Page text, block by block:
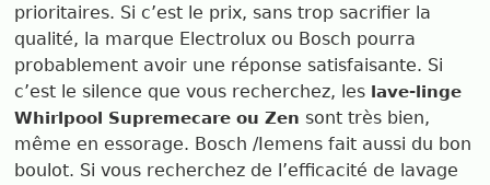
prioritaires. Si c’est le prix, sans trop sacrifier la
qualité, la marque Electrolux ou Bosch pourra
probablement avoir une réponse satisfaisante. Si
c’est le silence que vous recherchez, les lave-linge
Whirlpool Supremecare ou Zen sont très bien,
même en essorage. Bosch /Iemens fait aussi du bon
boulot. Si vous recherchez de l’efficacité de lavage